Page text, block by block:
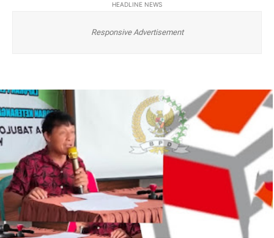
HEADLINE NEWS
Responsive Advertisement